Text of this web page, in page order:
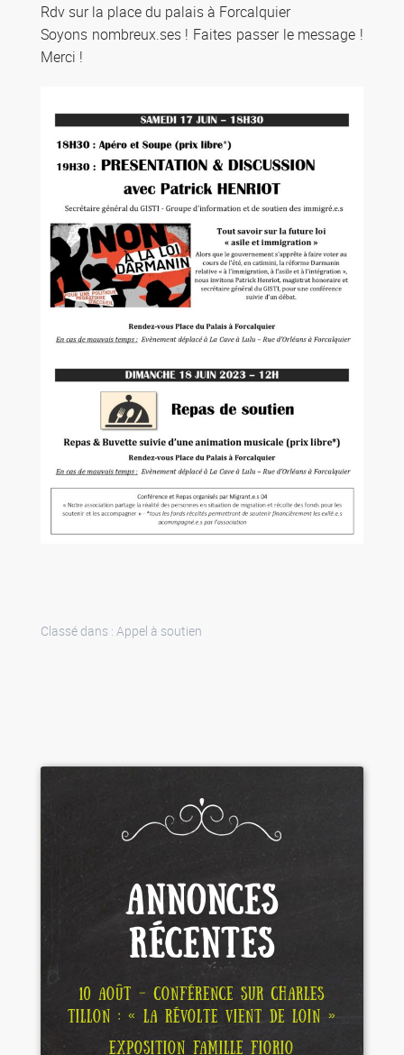
Rdv sur la place du palais à Forcalquier
Soyons nombreux.ses ! Faites passer le message !
Merci !
Classé dans : Appel à soutien
ANNONCES
RÉCENTES
10 AOÛT – CONFÉRENCE SUR CHARLES
TILLON : « LA RÉVOLTE VIENT DE LOIN »
EXPOSITION FAMILLE FIORIO